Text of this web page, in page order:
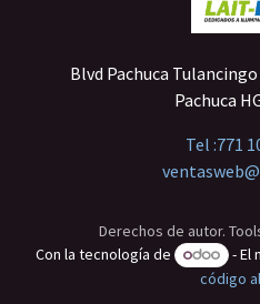
Blvd Pachuca
Pachuca
Tel :771
Derechos de autor.
Con la tecnología de
- El
código